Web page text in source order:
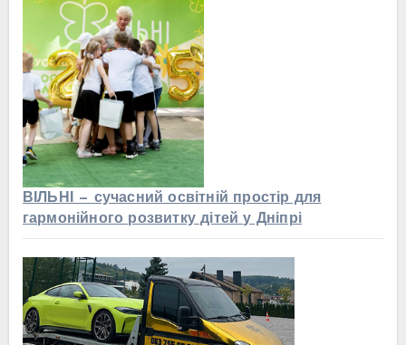
ВІЛЬНІ — сучасний освітній простір для
гармонійного розвитку дітей у Дніпрі